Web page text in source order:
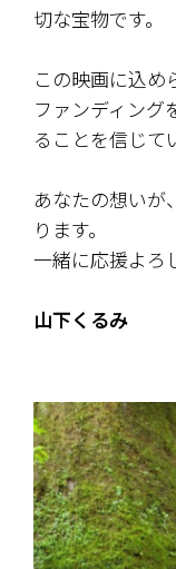
切な宝物です。
この映画に込め
ファンディング
ることを信じて
あなたの想いが
ります。
一緒に応援よろ
山下くるみ